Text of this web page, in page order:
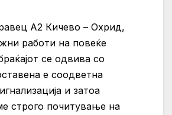
А2 Кичево – Охрид,
работи на повеќе
се одвива со
е соодветна
и затоа
строго почитување на